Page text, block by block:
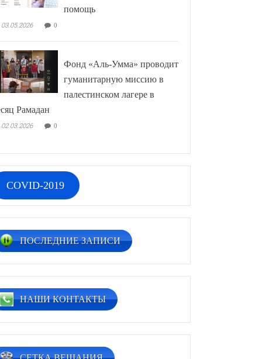
помощь
03.05.2026 0
Фонд «Аль-Умма» проводит
гуманитарную миссию в
палестинском лагере в
Рамадан
02.03.2026 0
COVID-2019
ПОСЛЕДНИЕ ЗАПИСИ
НАШИ КОНТАКТЫ